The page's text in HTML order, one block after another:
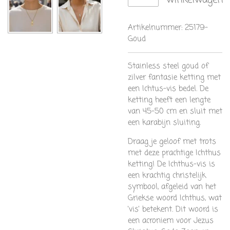
Artikelnummer: 25179-
Goud
Stainless steel goud of
zilver fantasie ketting met
een Ichtus-vis bedel. De
ketting heeft een lengte
van 45-50 cm en sluit met
een karabijn sluiting.
Draag je geloof met trots
met deze prachtige Ichthus
ketting! De Ichthus-vis is
een krachtig christelijk
symbool, afgeleid van het
Griekse woord Ichthus, wat
‘vis’ betekent. Dit woord is
een acroniem voor Jezus